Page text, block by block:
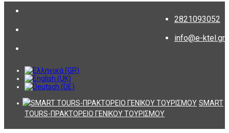
2821093052
info@e-ktel.gr
SMART
TOURS-ΠΡΑΚΤΟΡΕΙΟ ΓΕΝΙΚΟΥ ΤΟΥΡΙΣΜΟΥ